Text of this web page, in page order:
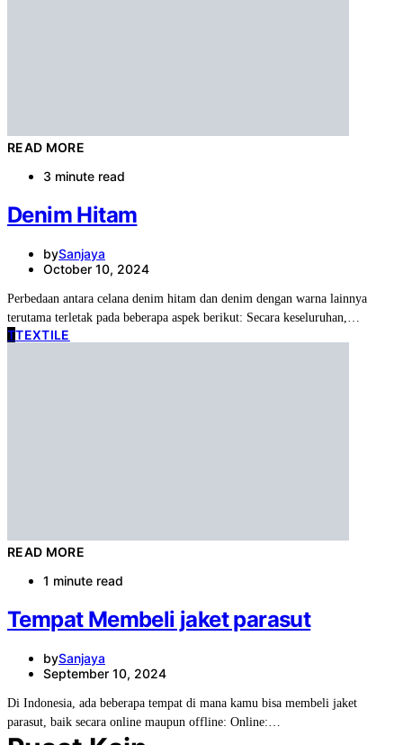
READ MORE
3 minute read
Denim Hitam
bySanjaya
October 10, 2024
Perbedaan antara celana denim hitam dan denim dengan warna lainnya
terutama terletak pada beberapa aspek berikut: Secara keseluruhan,…
TTEXTILE
READ MORE
1 minute read
Tempat Membeli jaket parasut
bySanjaya
September 10, 2024
Di Indonesia, ada beberapa tempat di mana kamu bisa membeli jaket
parasut, baik secara online maupun offline: Online:…